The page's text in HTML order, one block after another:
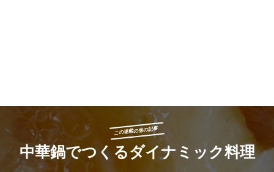
この連載の他の記事
中華鍋でつくるダイナミック料理